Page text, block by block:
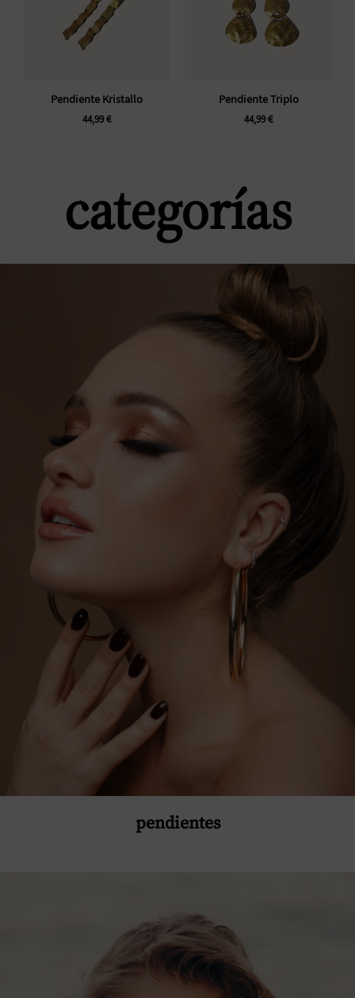
Pendiente Kristallo
44,99€
Pendiente Triplo
44,99€
categorías
pendientes